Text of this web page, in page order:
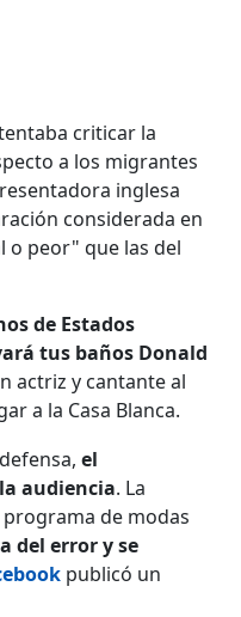
criticar la
a los migrantes
inglesa
considerada en
o peor" que las del
de Estados
tus baños Donald
actriz y cantante al
a la Casa Blanca.
el
audiencia. La
de modas
del error y se
publicó un